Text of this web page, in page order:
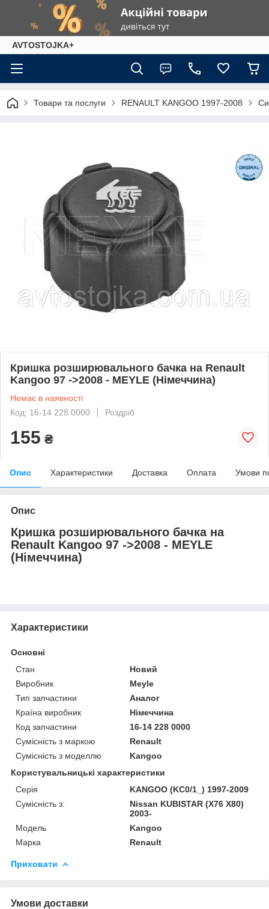
AVTOSTOJKA+
Товари та послуги RENAULT KANGOO 1997-2008
Кришка розширювального бачка на Renault
Kangoo 97 ->2008 - MEYLE (Німеччина)
Немає в наявності
Код: 16-14 228 0000
Роздріб
155 ₴
Опис Характеристики Доставка Оплата Умови
Опис
Кришка розширювального бачка на
Renault Kangoo 97 ->2008 - MEYLE
(Німеччина)
Характеристики
Основні
Стан
Новий
Виробник
Meyle
Тип запчастини
Аналог
Країна виробник
Німеччина
Код запчастини
16-14 228 0000
Сумісність з маркою
Renault
Сумісність з моделлю
Kangoo
Користувальницькі характеристики
Серія
KANGOO (KC0/1_) 1997-2009
Сумісність з:
Nissan KUBISTAR (X76 X80)
2003-
Модель
Kangoo
Марка
Renault
Приховати
Умови доставки